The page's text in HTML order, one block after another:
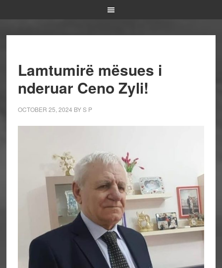
Lamtumirë mësues i
nderuar Ceno Zyli!
OCTOBER 25, 2024 BYS P